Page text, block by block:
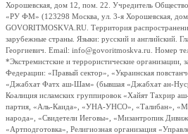
Хорошевская, дом 12, пом. 22. Учредитель
«РУ ФМ» (123298 Москва, ул. 3-я Хорошевская,
GOVORITMOSKVA.RU. Территория
зарубежные страны. Языки: русский и английский.
Георгиевич. Email: info@govoritmoskva.ru. Номер
*Экстремистские и террористические организации,
Федерации: «Правый сектор», «Украинская
«Джабхат Фатх аш-Шам» (бывшая «Джабхат ан-
Коалиция исламских группировок «Хайят Тахрир
партия, «Аль-Каида», «УНА-УНСО», «Талибан»,
народа», «Свидетели Иеговы», «Мизантропик
«Артподготовка», Религиозная организация